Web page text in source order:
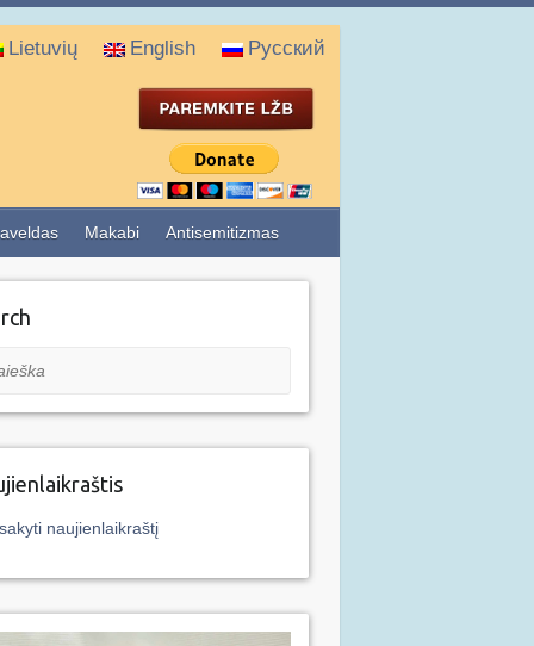
Lietuvių English Русский
Makabi Antisemitizmas
naujienlaikraštį